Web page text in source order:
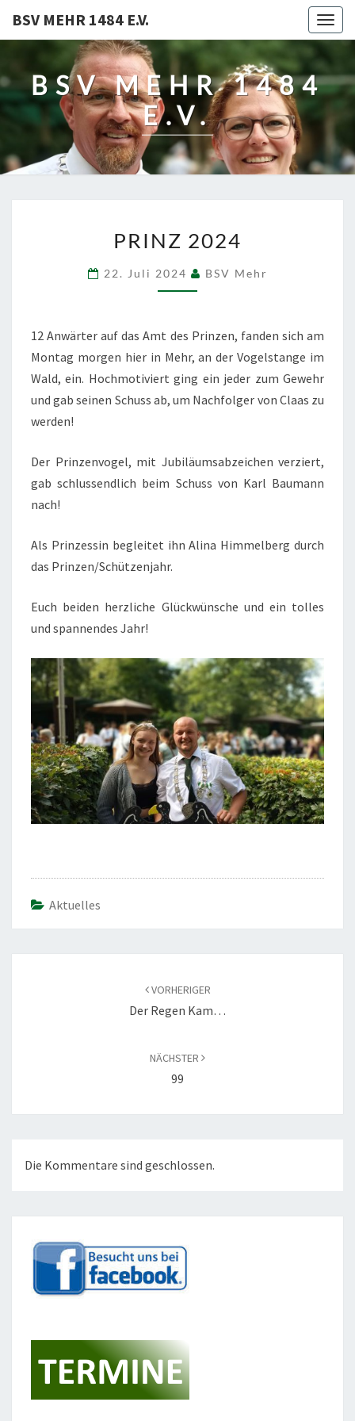
BSV MEHR 1484 E.V.
BSV MEHR 1484
E.V.
2024
PRINZ 2024
22. Juli 2024 BSV Mehr
12 Anwärter auf das Amt des Prinzen, fanden sich am
Montag morgen hier in Mehr, an der Vogelstange im
Wald, ein. Hochmotiviert ging ein jeder zum Gewehr
und gab seinen Schuss ab, um Nachfolger von Claas zu
werden!
Der Prinzenvogel, mit Jubiläumsabzeichen verziert,
gab schlussendlich beim Schuss von Karl Baumann
nach!
Als Prinzessin begleitet ihn Alina Himmelberg durch
das Prinzen/Schützenjahr.
Euch beiden herzliche Glückwünsche und ein tolles
und spannendes Jahr!
Aktuelles
VORHERIGER
Der Regen Kam…
NÄCHSTER
99
Die Kommentare sind geschlossen.